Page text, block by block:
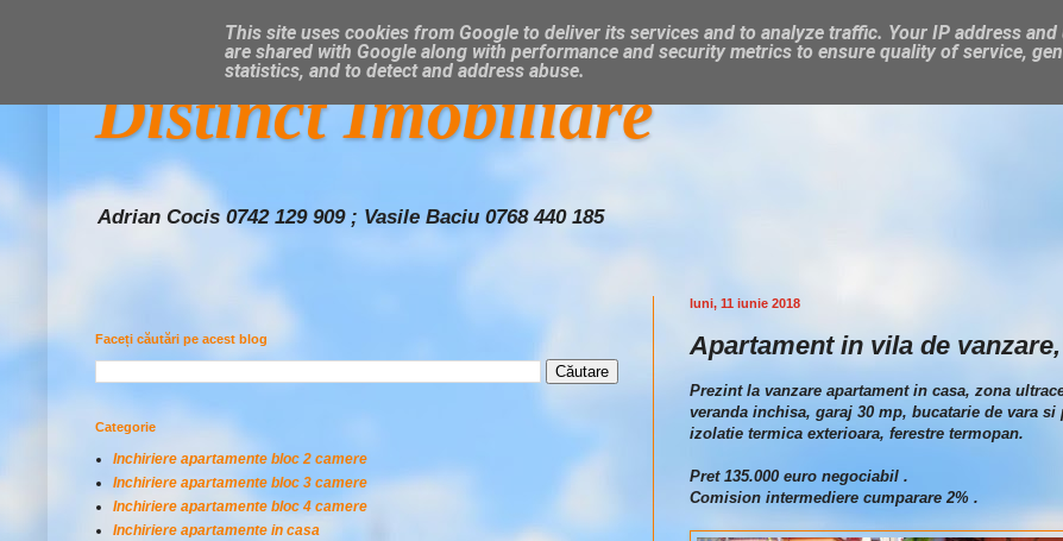
Distinct Imobiliare
Adrian Cocis 0742 129 909 ; Vasile Baciu 0768 440 185
luni, 11 iunie 2018
Apartament in vila de
Prezint la vanzare apartament in casa, zona
veranda inchisa, garaj 30 mp, bucatarie de vara
izolatie termica exterioara, ferestre termopan.
Pret 135.000 euro negociabil .
Comision intermediere cumparare 2% .
Faceți căutări pe acest blog
Categorie
Inchiriere apartamente bloc 2 camere
Inchiriere apartamente bloc 3 camere
Inchiriere apartamente bloc 4 camere
Inchiriere apartamente in casa
This site uses cookies from Google to deliver its services and to analyze traffic. Your IP address and
are shared with Google along with performance and security metrics to ensure quality of service,
statistics, and to detect and address abuse.